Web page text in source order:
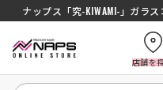
ナップス「究-KIWAMI-」ガラ
SENA J30/J10を徹底比較｜コ
店舗を